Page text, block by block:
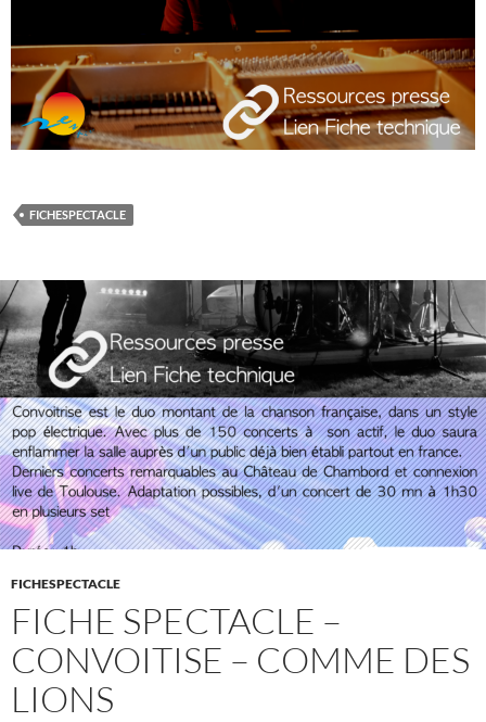
FICHESPECTACLE
FICHESPECTACLE
FICHE SPECTACLE –
CONVOITISE – COMME DES
LIONS